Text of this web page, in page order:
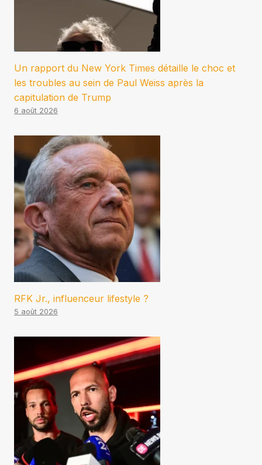
Un rapport du New York Times détaille le choc et
les troubles au sein de Paul Weiss après la
capitulation de Trump
6 août 2026
RFK Jr., influenceur lifestyle ?
5 août 2026